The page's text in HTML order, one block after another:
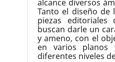
alcance diversos
Tanto el diseño de
piezas editoriales
buscan darle un
y ameno, con el
en varios
diferentes niveles